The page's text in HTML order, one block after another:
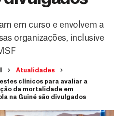
em curso e envolvem a
organizações, inclusive
Atualidades
clínicos para avaliar a
da mortalidade em
na Guiné são divulgados